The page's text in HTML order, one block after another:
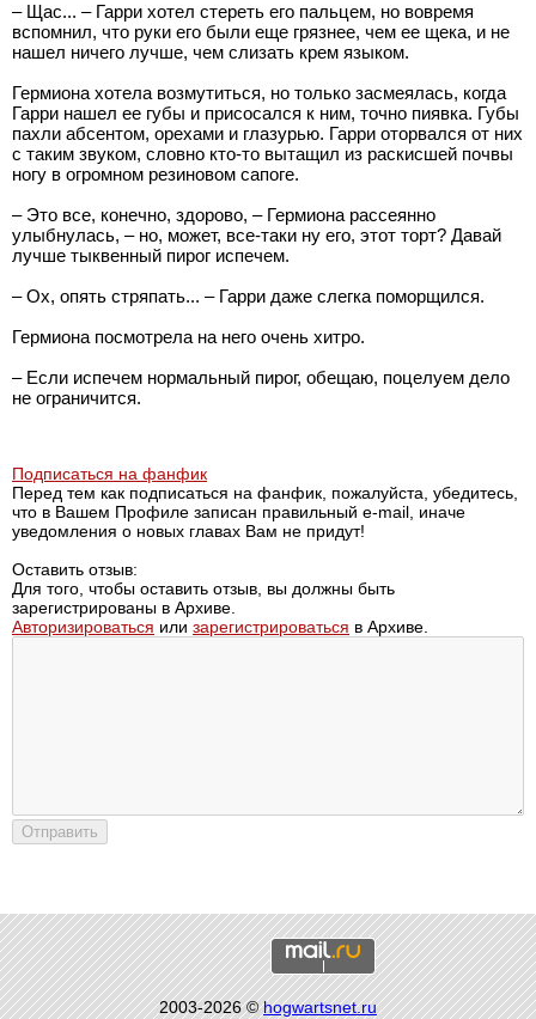
– Щас... – Гарри хотел стереть его пальцем, но вовремя
вспомнил, что руки его были еще грязнее, чем ее щека, и не
нашел ничего лучше, чем слизать крем языком.
Гермиона хотела возмутиться, но только засмеялась, когда
Гарри нашел ее губы и присосался к ним, точно пиявка. Губы
пахли абсентом, орехами и глазурью. Гарри оторвался от них
с таким звуком, словно кто-то вытащил из раскисшей почвы
ногу в огромном резиновом сапоге.
– Это все, конечно, здорово, – Гермиона рассеянно
улыбнулась, – но, может, все-таки ну его, этот торт? Давай
лучше тыквенный пирог испечем.
– Ох, опять стряпать... – Гарри даже слегка поморщился.
Гермиона посмотрела на него очень хитро.
– Если испечем нормальный пирог, обещаю, поцелуем дело
не ограничится.
Подписаться на фанфик
Перед тем как подписаться на фанфик, пожалуйста, убедитесь,
что в Вашем Профиле записан правильный e-mail, иначе
уведомления о новых главах Вам не придут!
Оставить отзыв:
Для того, чтобы оставить отзыв, вы должны быть
зарегистрированы в Архиве.
Авторизироваться или зарегистрироваться в Архиве.
2003-2026 ©hogwartsnet.ru